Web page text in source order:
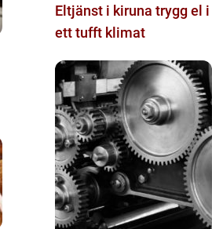
Eltjänst i kiruna trygg el i
ett tufft klimat